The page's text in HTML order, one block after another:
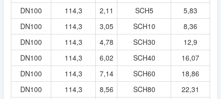
DN100 114,3 2,11 SCH5
5,83
DN100
114,3 3,05 SCH10
8,36
DN100
114,3 4,78 SCH30
12,9
DN100
114,3 6,02 SCH40
16,07
DN100
114,3 7,14 SCH60
18,86
DN100
114,3 8,56 SCH80
22,31